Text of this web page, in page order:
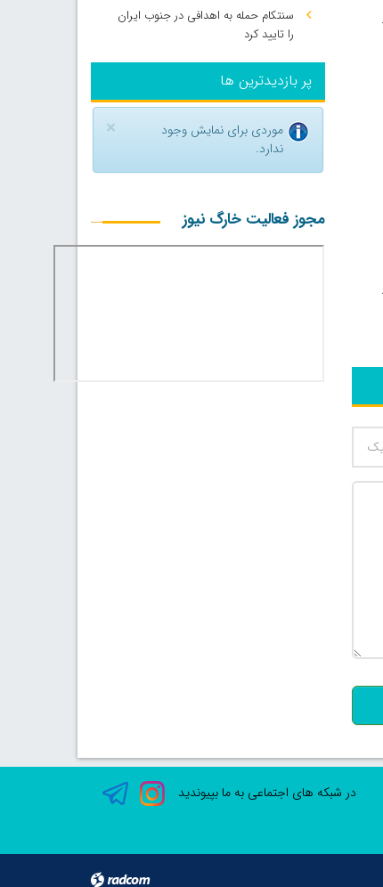
سنتکام حمله به اهدافی در جنوب ایران
را تایید کرد
پر بازدیدترین ها
×
موردی برای نمایش وجود
ندارد.
مجوز فعالیت خارگ نیوز
در شبکه های اجتماعی به ما بپیوندید
radcom